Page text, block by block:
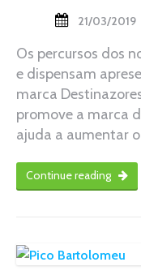
21/03/2019
Os percursos dos
e dispensam
marca
promove a marca
ajuda a aumentar
Continue reading